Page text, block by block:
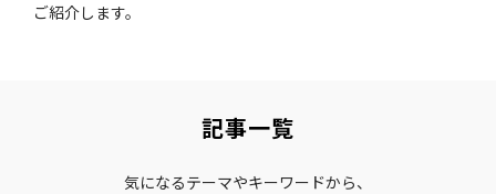
ご紹介します。
記事一覧
気になるテーマやキーワードから、